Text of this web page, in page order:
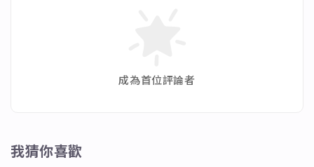
成為首位評論者
我猜你喜歡